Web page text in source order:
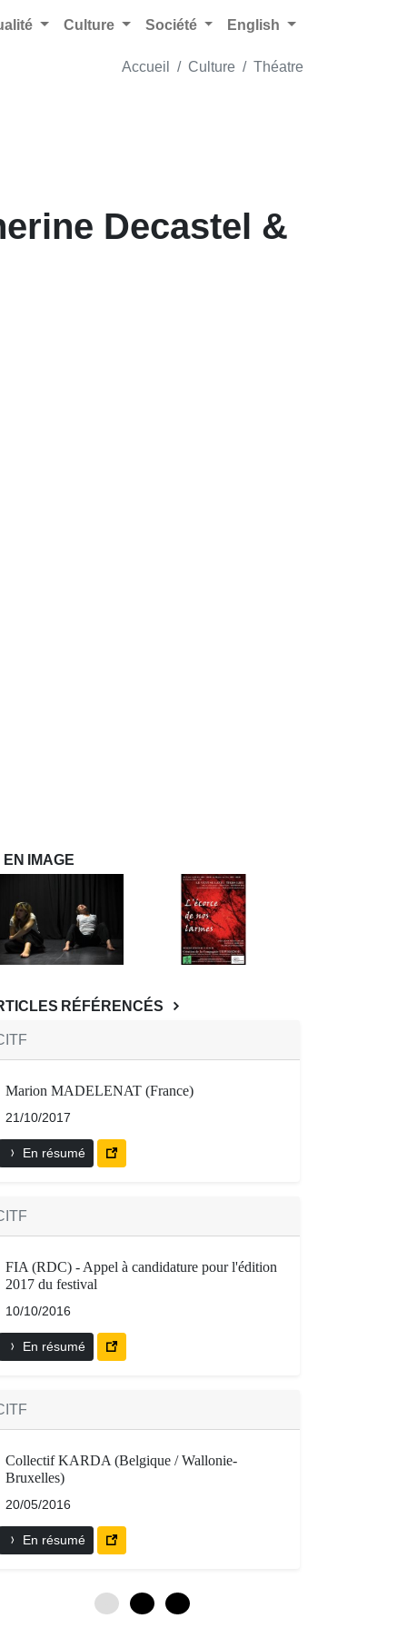
Culture Société English
Accueil Culture Théatre
Decastel &
EN IMAGE
RÉFÉRENCÉS
Marion MADELENAT (France)
21/10/2017
En résumé
FIA (RDC) - Appel à candidature pour l'édition
2017 du festival
10/10/2016
En résumé
Collectif KARDA (Belgique / Wallonie-
Bruxelles)
20/05/2016
En résumé